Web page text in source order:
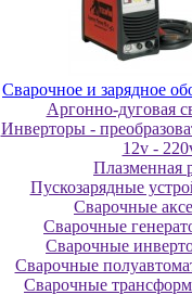
Cвapoчнoe и зарядное
Аргонно-дуговая
Инверторы -
12v -
Плазменная
Пускозарядные
Сварочные
Сварочные
Сварочные
Сварочные
Сварочные